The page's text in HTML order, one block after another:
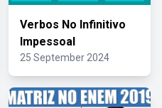
Verbos No Infinitivo
Impessoal
25 September 2024